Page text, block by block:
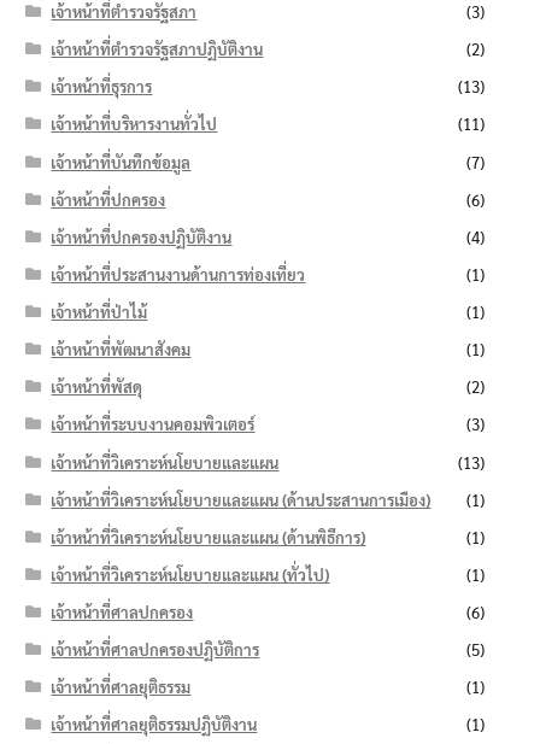
เจ้าหน้าที่ตำรวจรัฐสภา
(3)
เจ้าหน้าที่ตำรวจรัฐสภาปฏิบัติงาน
(2)
เจ้าหน้าที่ธุรการ
(13)
เจ้าหน้าที่บริหารงานทั่วไป
(11)
เจ้าหน้าที่บันทึกข้อมูล
(7)
เจ้าหน้าที่ปกครอง
(6)
เจ้าหน้าที่ปกครองปฏิบัติงาน
(4)
เจ้าหน้าที่ประสานงานด้านการท่องเที่ยว
(1)
เจ้าหน้าที่ป่าไม้
(1)
เจ้าหน้าที่พัฒนาสังคม
(1)
เจ้าหน้าที่พัสดุ
(2)
เจ้าหน้าที่ระบบงานคอมพิวเตอร์
(3)
เจ้าหน้าที่วิเคราะห์นโยบายและแผน
(13)
เจ้าหน้าที่วิเคราะห์นโยบายและแผน (ด้านประสานการเมือง)
(1)
เจ้าหน้าที่วิเคราะห์นโยบายและแผน (ด้านพิธีการ)
(1)
เจ้าหน้าที่วิเคราะห์นโยบายและแผน (ทั่วไป)
(1)
เจ้าหน้าที่ศาลปกครอง
(6)
เจ้าหน้าที่ศาลปกครองปฏิบัติการ
(5)
เจ้าหน้าที่ศาลยุติธรรม
(1)
เจ้าหน้าที่ศาลยุติธรรมปฏิบัติงาน
(1)